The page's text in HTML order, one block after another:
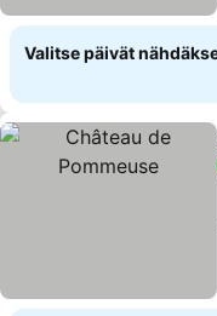
Valitse päivät